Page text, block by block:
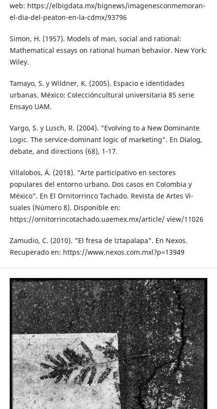
web: https://elbigdata.mx/bignews/imagenes­conmemoran-
el-dia-del-peaton-en-la-cd­mx/93796
Simon, H. (1957). Models of man, social and rational:
Mathematical essays on rational human behavior. New York:
Wiley.
Tamayo, S. y Wildner, K. (2005). Espacio e identidades
urbanas. México: Coleccióncultural universitaria 85 serie
Ensayo UAM.
Vargo, S. y Lusch, R. (2004). "Evolving to a New Dominante
Logic. The service-dominant lo­gic of marketing". En Dialog,
debate, and directions (68), 1-17.
Villalobos, Á. (2018). "Arte participativo en sectores
populares del entorno urbano. Dos casos en Colombia y
México". En El Ornitorrinco Tachado. Revista de Artes Vi­
suales (Número 8). Disponible en:
https://ornitorrincotachado.uaemex.mx/article/ view/11026
Zamudio, C. (2010). "El fresa de lztapalapa". En Nexos.
Recuperado en: https://www.nexos.com.mxl?p=13949